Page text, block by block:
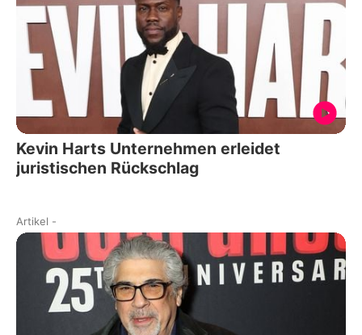
Kevin Harts Unternehmen erleidet
juristischen Rückschlag
Artikel -